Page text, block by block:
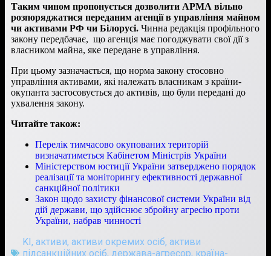
Таким чином пропонується дозволити АРМА вільно
розпоряджатися переданим агенції в управління майном
чи активами РФ чи Білорусі. Чинна редакція профільного
закону передбачає, що агенція має погоджувати свої дії з
власником майна, яке передане в управління.
При цьому зазначається, що норма закону стосовно
управління активами, які належать власникам з країни-
окупанта застосовується до активів, що були передані до
ухвалення закону.
Читайте також:
Перелік тимчасово окупованих територій
визначатиметься Кабінетом Міністрів України
Міністерством юстиції України затверджено порядок
реалізації та моніторингу ефективності державної
санкційної політики
Закон щодо захисту фінансової системи України від
дій держави, що здійснює збройну агресію проти
України, набрав чинності
KI, активи, активи окремих осіб, активи
підсанкційних осіб, держава-агресор, країна-